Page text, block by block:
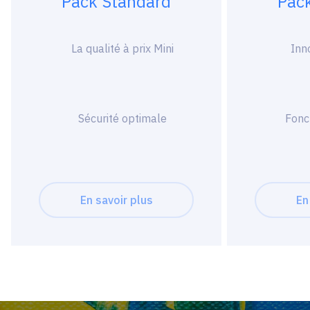
La qualité à prix Mini
Sécurité optimale
En savoir plus